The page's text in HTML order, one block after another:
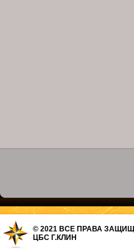
© 2021 ВСЕ ПРАВА
ЦБС Г.КЛИН